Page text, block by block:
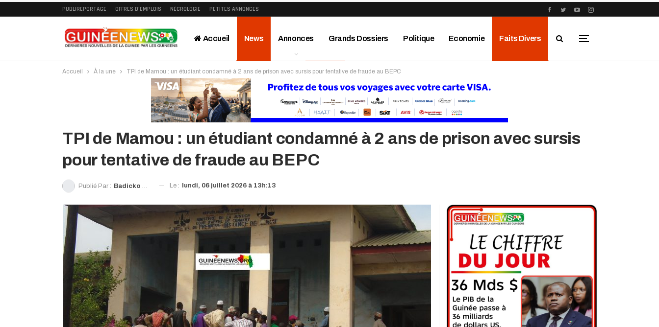
PUBLIREPORTAGE OFFRES D’EMPLOIS NÉCROLOGIE PETITES ANNONCES
Accueil News Annonces Grands Dossiers Politique Economie Faits Divers
Interviews Publireportage Région
Accueil À la une TPI de Mamou : un étudiant condamné à 2 ans de prison avec sursis pour tentative de fraude au BEPC
TPI de Mamou : un étudiant condamné à 2 ans de prison avec sursis
pour tentative de fraude au BEPC
Publié Par : Badicko Diallo Le : lundi, 06 juillet 2026 à 13h:13